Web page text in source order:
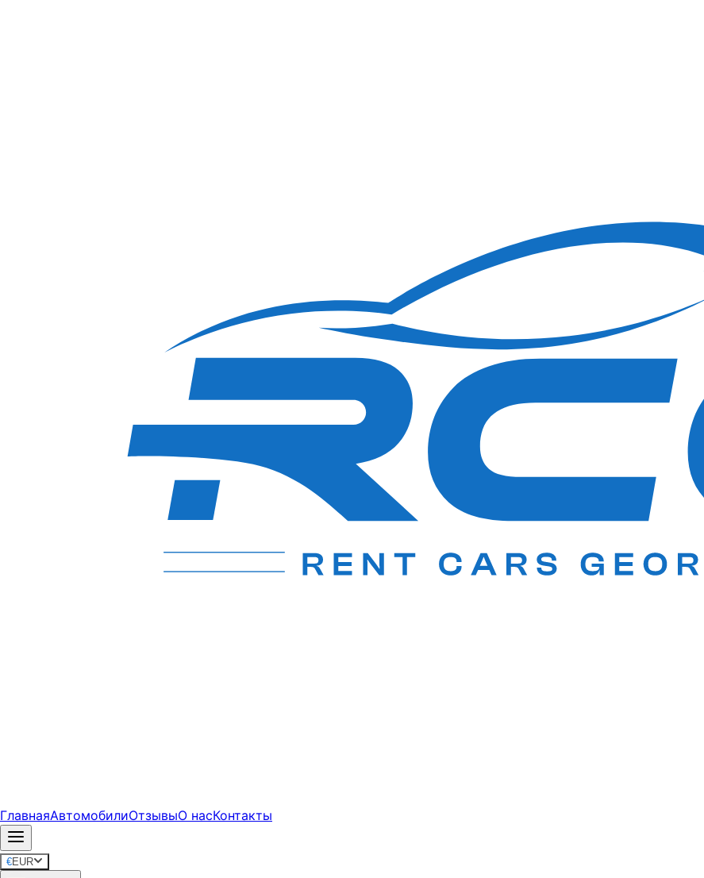
ГлавнаяАвтомобилиОтзывыО насКонтакты
€EUR